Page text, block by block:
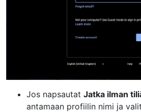
Jos napsautat Jatka ilman
antamaan profiilin nimi ja